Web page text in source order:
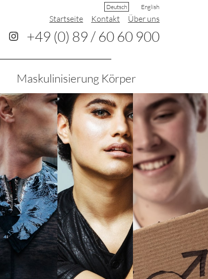
Deutsch English
Startseite Kontakt Über uns
+49 (0) 89 / 60 60 900
Maskulini­sierung Körper